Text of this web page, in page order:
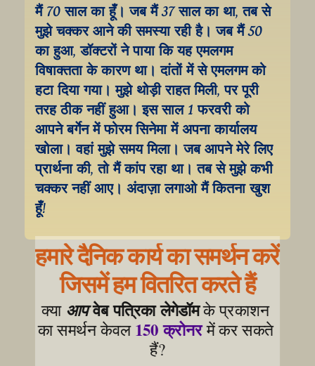
मैं 70 साल का हूँ। जब मैं 37 साल का था, तब से
मुझे चक्कर आने की समस्या रही है। जब मैं 50
का हुआ, डॉक्टरों ने पाया कि यह एमलगम
विषाक्तता के कारण था। दांतों में से एमलगम को
हटा दिया गया। मुझे थोड़ी राहत मिली, पर पूरी
तरह ठीक नहीं हुआ। इस साल 1 फरवरी को
आपने बर्गेन में फोरम सिनेमा में अपना कार्यालय
खोला। वहां मुझे समय मिला। जब आपने मेरे लिए
प्रार्थना की, तो मैं कांप रहा था। तब से मुझे कभी
चक्कर नहीं आए। अंदाज़ा लगाओ मैं कितना खुश
हूँ!
हमारे दैनिक कार्य का समर्थन करें
जिसमें हम वितरित करते हैं
क्या आपवेब पत्रिका लेगेडॉम के प्रकाशन
का समर्थन केवल 150 क्रोनर में कर सकते
हैं?